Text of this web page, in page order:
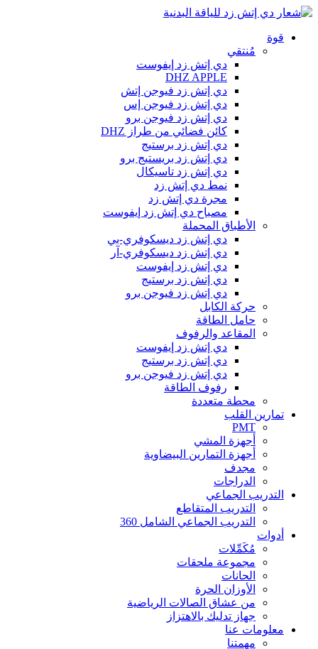
قوة
مُنتقي
دي إتش زد إيفوست
DHZ APPLE
دي إتش زد فيوجن إتش
دي إتش زد فيوجن إس
دي إتش زد فيوجن برو
كائن فضائي من طراز DHZ
دي إتش زد برستيج
دي إتش زد بريستيج برو
دي إتش زد تاسيكال
نمط دي إتش زد
مجرة دي إتش زد
مصباح دي إتش زد إيفوست
الأطباق المحملة
دي إتش زد ديسكوفري-بي
دي إتش زد ديسكوفري-آر
دي إتش زد إيفوست
دي إتش زد برستيج
دي إتش زد فيوجن برو
حركة الكابل
حامل الطاقة
المقاعد والرفوف
دي إتش زد إيفوست
دي إتش زد برستيج
دي إتش زد فيوجن برو
رفوف الطاقة
محطة متعددة
تمارين القلب
PMT
أجهزة المشي
أجهزة التمارين البيضاوية
مجدف
الدراجات
التدريب الجماعي
التدريب المتقاطع
التدريب الجماعي الشامل 360
أدوات
مُكَمِّلات
مجموعة ملحقات
الحانات
الأوزان الحرة
من عشاق الصالات الرياضية
جهاز تدليك بالاهتزاز
معلومات عنا
مهمتنا